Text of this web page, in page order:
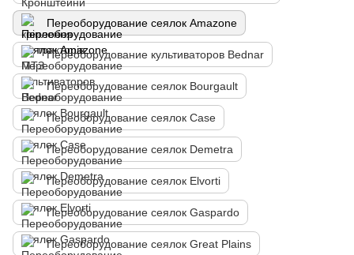
Переоборудование сеялок Amazone
Переоборудование культиваторов Bednar
Переоборудование сеялок Bourgault
Переоборудование сеялок Case
Переоборудование сеялок Demetra
Переоборудование сеялок Elvorti
Переоборудование сеялок Gaspardo
Переоборудование сеялок Great Plains